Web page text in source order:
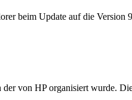
beim Update auf die Version
von HP organisiert wurde.